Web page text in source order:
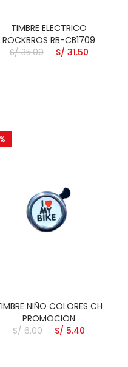
TIMBRE ELECTRICO
ROCKBROS RB-CB1709
S/ 35.00
S/ 31.50
NIÑO COLORES CH
PROMOCION
S/ 6.00
S/ 5.40